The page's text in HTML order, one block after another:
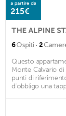
a partire da
215€
THE ALPINE
6Ospiti · 2
Questo
Monte Calvario
punti di
d'obbligo una